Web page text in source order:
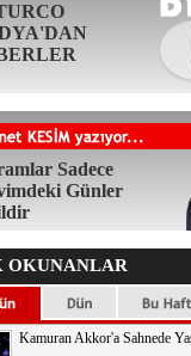
Sadece
Günler
OKUNANLAR
Kamuran Akkor'a Sahnede